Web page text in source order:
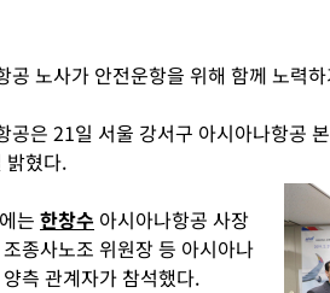
공 노사가 안전운항을 위해 함께 노력
공은 21일 서울 강서구 아시아나항공
밝혔다.
는 한창수 아시아나항공 사장
종사노조 위원장 등 아시아나
측 관계자가 참석했다.